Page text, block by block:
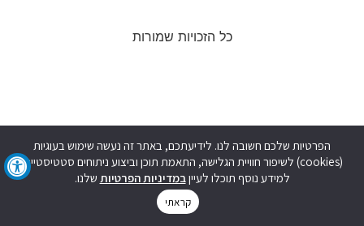
כל הזכויות שמורות
הפרטיות שלכם חשובה לנו. לידיעתכם, באתר זה נעשה שימוש בעוגיות
(cookies) לשיפור חוויית הגלישה, התאמת תוכן וביצוע ניתוחים סטטיסטיים.
למידע נוסף תוכלו לעייןבמדיניות הפרטיות שלנו.
קראתי